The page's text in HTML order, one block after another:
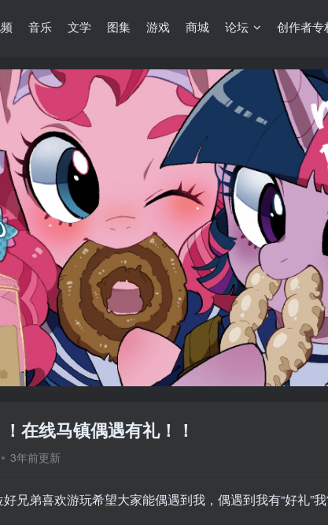
音乐 文学 图集 游戏 商城 论坛 创作者专
在线马镇偶遇有礼！！
3年前更新
兄弟喜欢游玩希望大家能偶遇到我，偶遇到我有“好礼”